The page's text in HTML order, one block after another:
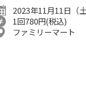
2023年11月11日（土
1回780円(税込)
ファミリーマート